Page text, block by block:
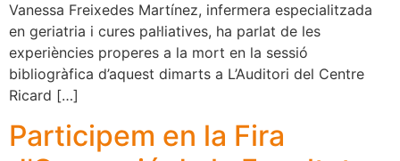
Vanessa Freixedes Martínez, infermera especialitzada
en geriatria i cures pal·liatives, ha parlat de les
experiències properes a la mort en la sessió
bibliogràfica d’aquest dimarts a L’Auditori del Centre
Ricard […]
Participem en la Fira